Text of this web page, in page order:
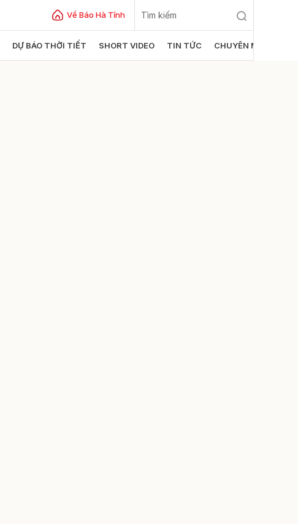
Về Báo Hà Tĩnh
DỰ BÁO THỜI TIẾT SHORT VIDEO TIN TỨC CHUYÊN MỤC